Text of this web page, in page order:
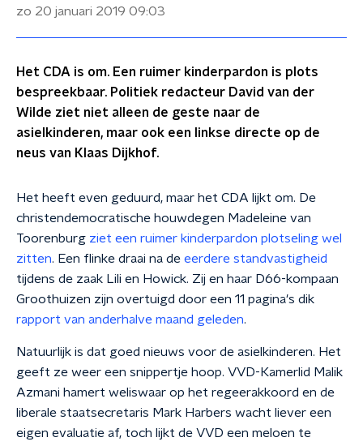
zo 20 januari 2019 09:03
Het CDA is om. Een ruimer kinderpardon is plots
bespreekbaar. Politiek redacteur David van der
Wilde ziet niet alleen de geste naar de
asielkinderen, maar ook een linkse directe op de
neus van Klaas Dijkhof.
Het heeft even geduurd, maar het CDA lijkt om. De
christendemocratische houwdegen Madeleine van
Toorenburg ziet een ruimer kinderpardon plotseling wel
zitten. Een flinke draai na de eerdere standvastigheid
tijdens de zaak Lili en Howick. Zij en haar D66-kompaan
Groothuizen zijn overtuigd door een 11 pagina's dik
rapport van anderhalve maand geleden.
Natuurlijk is dat goed nieuws voor de asielkinderen. Het
geeft ze weer een snippertje hoop. VVD-Kamerlid Malik
Azmani hamert weliswaar op het regeerakkoord en de
liberale staatsecretaris Mark Harbers wacht liever een
eigen evaluatie af, toch lijkt de VVD een meloen te